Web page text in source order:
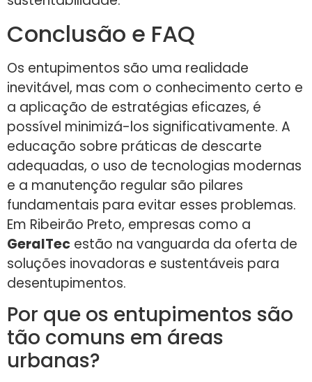
Conclusão e FAQ
Os entupimentos são uma realidade
inevitável, mas com o conhecimento certo e
a aplicação de estratégias eficazes, é
possível minimizá-los significativamente. A
educação sobre práticas de descarte
adequadas, o uso de tecnologias modernas
e a manutenção regular são pilares
fundamentais para evitar esses problemas.
Em Ribeirão Preto, empresas como a
GeralTec estão na vanguarda da oferta de
soluções inovadoras e sustentáveis para
desentupimentos.
Por que os entupimentos são
tão comuns em áreas
urbanas?